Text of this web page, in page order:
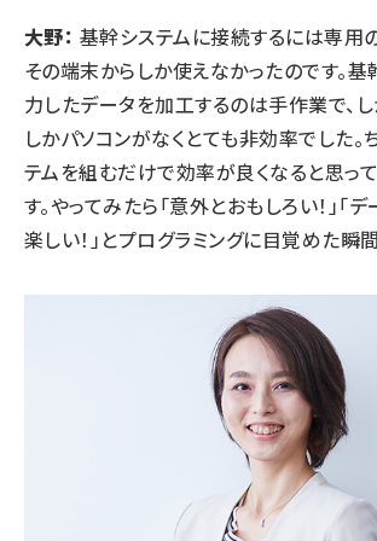
大野： 基幹システムに接続するには専用
その端末からしか使えなかったのです。
力したデータを加工するのは手作業で、
しかパソコンがなくとても非効率でした。
テムを組むだけで効率が良くなると思っ
す。やってみたら「意外とおもしろい！」「
楽しい！」とプログラミングに目覚めた瞬